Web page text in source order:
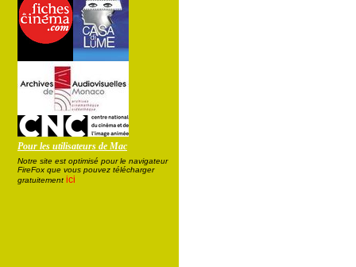
Pour les utilisateurs de Mac
Notre site est optimisé pour le navigateur
FireFox que vous pouvez télécharger
gratuitement ici